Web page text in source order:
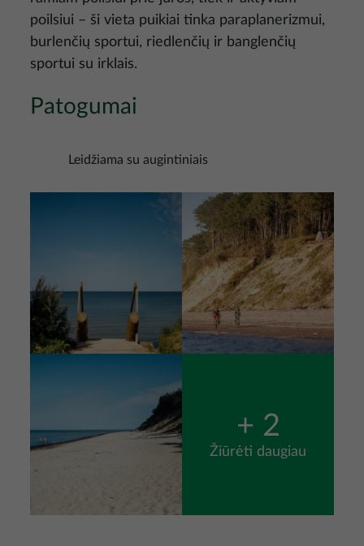
poilsiui – ši vieta puikiai tinka paraplanerizmui,
burlenčių sportui, riedlenčių ir banglenčių
sportui su irklais.
Patogumai
Leidžiama su augintiniais
Nuotrauka
+ 2
Žiūrėti daugiau